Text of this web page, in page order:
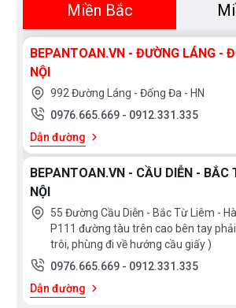
Miền Bắc
BEPANTOAN.VN - ĐƯỜNG LÁNG -
NỘI
992 Đường Láng - Đống Đa - HN
0976.665.669 - 0912.331.335
Dẫn đường
BEPANTOAN.VN - CẦU DIỄN - BẮC
NỘI
55 Đường Cầu Diễn - Bắc Từ Liêm -
P111 đường tàu trên cao bên tay
trôi, phùng đi về hướng cầu giấy )
0976.665.669 - 0912.331.335
Dẫn đường